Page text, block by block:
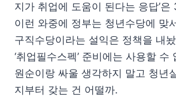
지가 취업에 도움이 된다는 응답’
이런 와중에 정부는 청년수당에 맞
구직수당이라는 설익은 정책을 내
‘취업필수스펙’ 준비에는 사용할
원순이랑 싸울 생각하지 말고 청년
지부터 갖는 건 어떨까.